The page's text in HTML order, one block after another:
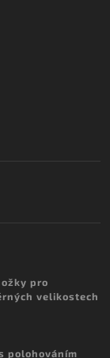
pro
velikostech
polohováním